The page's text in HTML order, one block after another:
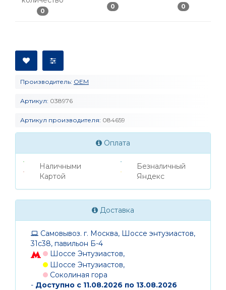
0
0 0
Производитель: OEM
Артикул: 038976
Артикул производителя: 084659
Оплата
Наличными
Картой
Безналичный
Яндекс
Доставка
Самовывоз. г. Москва, Шоссе энтузиастов,
31с38, павильон Б-4
Шоссе Энтузиастов,
Шоссе Энтузиастов,
Соколиная гора
- Доступно с 11.08.2026 по 13.08.2026